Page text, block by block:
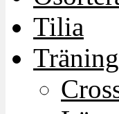
Tilia
Träning